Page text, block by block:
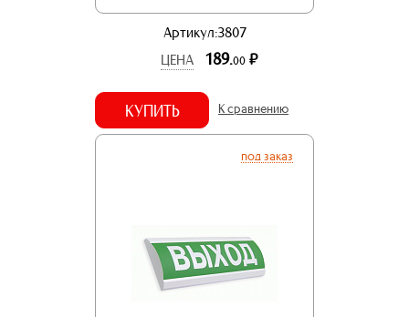
Артикул:3807
ЦЕНА
189.00 р.
КУПИТЬ К сравнению
под заказ